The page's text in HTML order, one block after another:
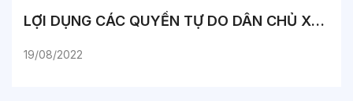
LỢI DỤNG CÁC QUYỀN TỰ DO DÂN CHỦ XÂM PHẠM LỢI ÍCH CỦA NHÀ NƯỚC, QUYỀN, LỢI ÍCH HỢP PHÁP CỦA CÁ NHÂN BỊ XỬ LÝ NHƯ THẾ NÀO?
19/08/2022